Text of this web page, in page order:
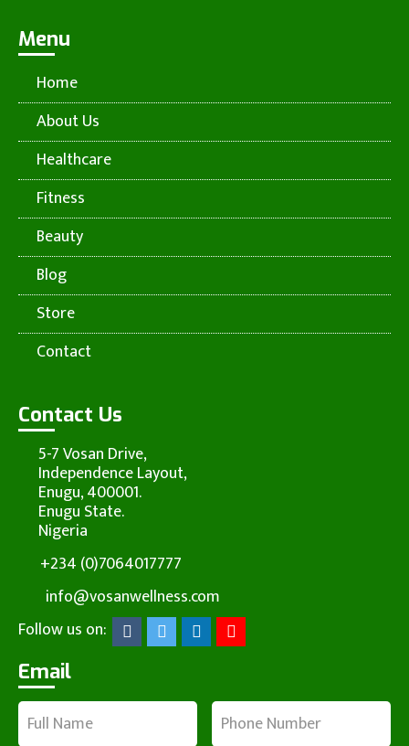
Menu
Home
About Us
Healthcare
Fitness
Beauty
Blog
Store
Contact
Contact Us
5-7 Vosan Drive,
Independence Layout,
Enugu, 400001.
Enugu State.
Nigeria
+234 (0)7064017777
info@vosanwellness.com
Follow us on:
Email